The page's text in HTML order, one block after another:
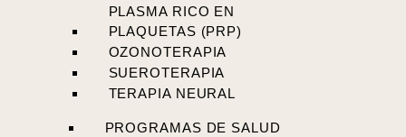
PLASMA RICO EN
PLAQUETAS (PRP)
OZONOTERAPIA
SUEROTERAPIA
TERAPIA NEURAL
PROGRAMAS DE SALUD